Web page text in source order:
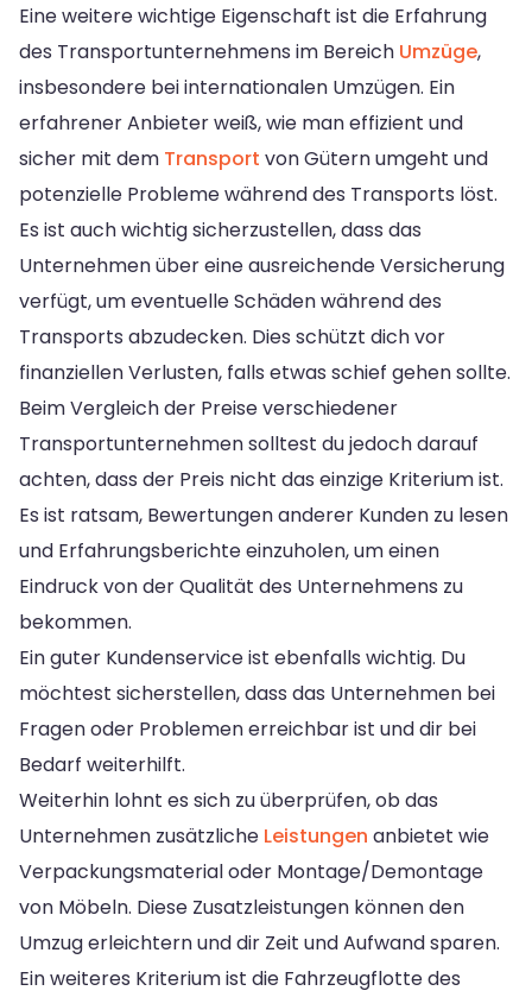
Eine weitere wichtige Eigenschaft ist die Erfahrung
des Transportunternehmens im Bereich Umzüge,
insbesondere bei internationalen Umzügen. Ein
erfahrener Anbieter weiß, wie man effizient und
sicher mit dem Transport von Gütern umgeht und
potenzielle Probleme während des Transports löst.
Es ist auch wichtig sicherzustellen, dass das
Unternehmen über eine ausreichende Versicherung
verfügt, um eventuelle Schäden während des
Transports abzudecken. Dies schützt dich vor
finanziellen Verlusten, falls etwas schief gehen sollte.
Beim Vergleich der Preise verschiedener
Transportunternehmen solltest du jedoch darauf
achten, dass der Preis nicht das einzige Kriterium ist.
Es ist ratsam, Bewertungen anderer Kunden zu lesen
und Erfahrungsberichte einzuholen, um einen
Eindruck von der Qualität des Unternehmens zu
bekommen.
Ein guter Kundenservice ist ebenfalls wichtig. Du
möchtest sicherstellen, dass das Unternehmen bei
Fragen oder Problemen erreichbar ist und dir bei
Bedarf weiterhilft.
Weiterhin lohnt es sich zu überprüfen, ob das
Unternehmen zusätzliche Leistungen anbietet wie
Verpackungsmaterial oder Montage/Demontage
von Möbeln. Diese Zusatzleistungen können den
Umzug erleichtern und dir Zeit und Aufwand sparen.
Ein weiteres Kriterium ist die Fahrzeugflotte des